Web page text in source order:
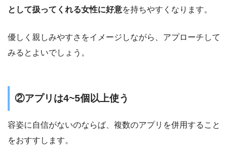
として扱ってくれる女性に好意を持ちやすくなります。
優しく親しみやすさをイメージしながら、アプローチして
みるとよいでしょう。
②アプリは4~5個以上使う
容姿に自信がないのならば、複数のアプリを併用すること
をおすすします。